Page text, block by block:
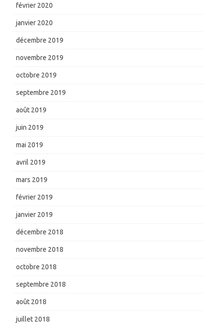
février 2020
janvier 2020
décembre 2019
novembre 2019
octobre 2019
septembre 2019
août 2019
juin 2019
mai 2019
avril 2019
mars 2019
février 2019
janvier 2019
décembre 2018
novembre 2018
octobre 2018
septembre 2018
août 2018
juillet 2018